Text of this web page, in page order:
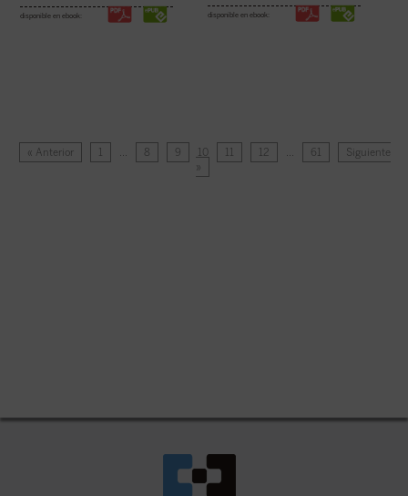
disponible en ebook: disponible en ebook:
« Anterior 1 … 8 9 10 11 12 … 61
Siguiente
»